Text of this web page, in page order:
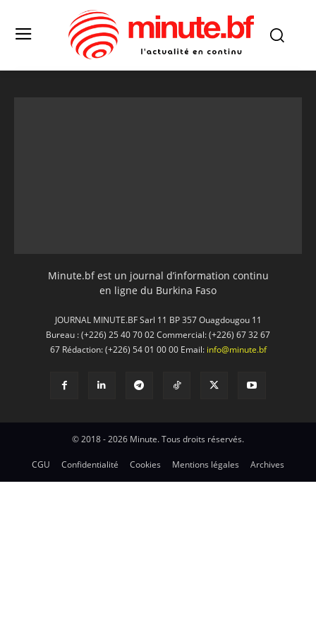
Minute.bf est un journal d’information continu
en ligne du Burkina Faso
JOURNAL MINUTE.BF Sarl 11 BP 357 Ouagdougou 11
Bureau : (+226) 25 40 70 02 Commercial: (+226) 67 32 67
67 Rédaction: (+226) 54 01 00 00 Email: info@minute.bf
© 2018 - 2026 Minute. Tous droits réservés.
CGU Confidentialité Cookies Mentions légales Archives